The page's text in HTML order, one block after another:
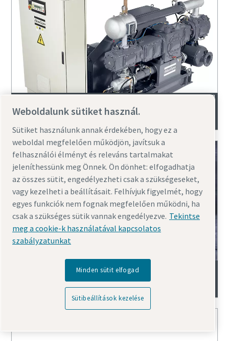
HX és HN-15 olajmentes, nagynyomású
dugattyús kompresszorok
DX és DN (VSD) olajmentes dugattyús
levegő- és nitrogénnyomás-fokozók
Weboldalunk sütiket használ.
Sütiket használunk annak érdekében, hogy ez a
weboldal megfelelően működjön, javítsuk a
felhasználói élményt és releváns tartalmakat
jeleníthessünk meg Önnek. Ön dönhet: elfogadhatja
az összes sütit, engedélyezheti csak a szükségeseket,
vagy kezelheti a beállításait. Felhívjuk figyelmét, hogy
egyes funkciók nem fognak megfelelően működni, ha
csak a szükséges sütik vannak engedélyezve. Tekintse
meg a cookie-k használatával kapcsolatos
szabályzatunkat
Minden sütit elfogad
Sütibeállítások kezelése